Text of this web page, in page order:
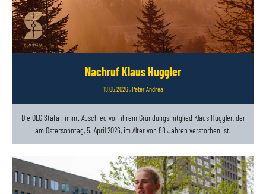
Nachruf Klaus Huggler
18.05.2026, Peter Andrea
Die OLG Stäfa nimmt Abschied von ihrem Gründungsmitglied Klaus Huggler, der
am Ostersonntag, 5. April 2026, im Alter von 88 Jahren verstorben ist.